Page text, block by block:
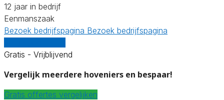
12 jaar in bedrijf
Eenmanszaak
Bezoek bedrijfspagina Bezoek bedrijfspagina
Gratis - Vrijblijvend
Vergelijk meerdere hoveniers en bespaar!
Gratis offertes vergelijken